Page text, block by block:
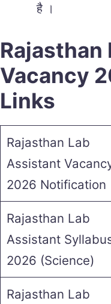
है ।
Vacancy
Links
Rajasthan Lab
Assistant
2026 Notification
Rajasthan Lab
Assistant
2026 (Science)
Rajasthan Lab